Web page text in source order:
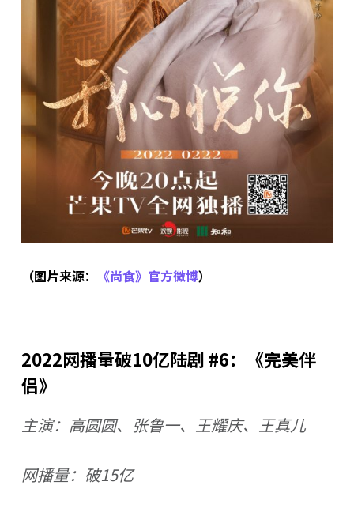
（图片来源： 《尚食》官方微博）
2022网播量破10亿陆剧 #6：《完美伴
侣》
主演：高圆圆、张鲁一、王耀庆、王真儿
网播量：破15亿